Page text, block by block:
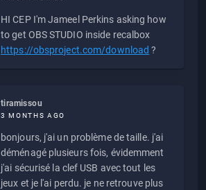
HI CEP I'm Jameel Perkins asking how
to get OBS STUDIO inside recalbox
https://obsproject.com/download ?
tiramissou
3 MONTHS AGO
bonjours, j'ai un problème de taille. j'ai
déménagé plusieurs fois, évidemment
j'ai sécurisé la clef USB avec tout les
jeux et je l'ai perdu. je ne retrouve plus